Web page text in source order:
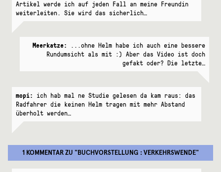
Artikel werde ich auf jeden Fall an meine Freundin
weiterleiten. Sie wird das sicherlich…
Meerkatze:
...ohne Helm habe ich auch eine bessere
Rundumsicht als mit :) Aber das Video ist doch
gefakt oder? Die letzte…
mopi: ich hab mal ne Studie gelesen da kam raus: das
Radfahrer die keinen Helm tragen mit mehr Abstand
überholt werden…
1 KOMMENTARZU "BUCHVORSTELLUNG : VERKEHRSWENDE"